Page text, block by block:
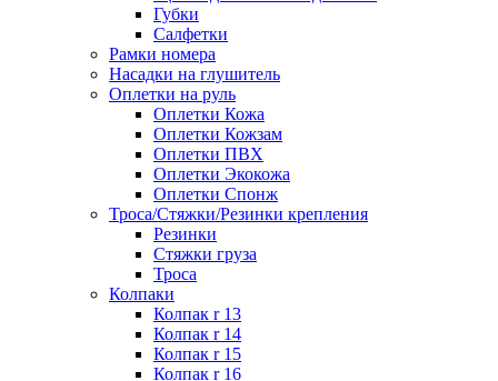
Губки
Салфетки
Рамки номера
Насадки на глушитель
Оплетки на руль
Оплетки Кожа
Оплетки Кожзам
Оплетки ПВХ
Оплетки Экокожа
Оплетки Спонж
Троса/Стяжки/Резинки крепления
Резинки
Стяжки груза
Троса
Колпаки
Колпак r 13
Колпак r 14
Колпак r 15
Колпак r 16